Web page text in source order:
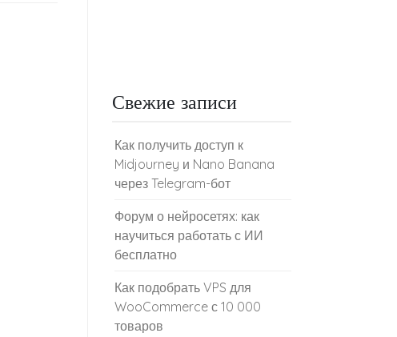
Свежие записи
Как получить доступ к
Midjourney и Nano Banana
через Telegram-бот
Форум о нейросетях: как
научиться работать с ИИ
бесплатно
Как подобрать VPS для
WooCommerce с 10 000
товаров